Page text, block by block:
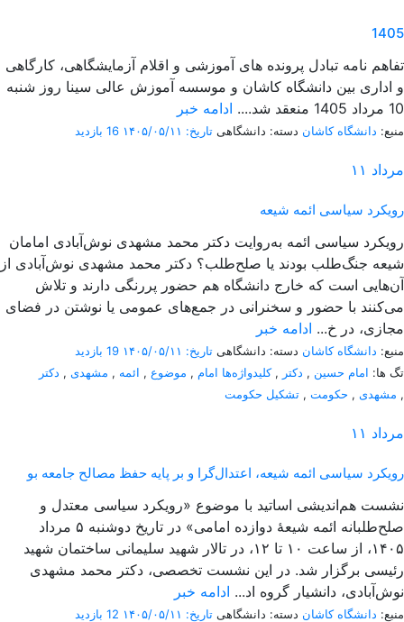
1405
تفاهم نامه تبادل پرونده‌ های آموزشی و اقلام آزمایشگاهی، کارگاهی
و اداری بین دانشگاه کاشان و موسسه آموزش عالی سینا روز شنبه
10 مرداد 1405 منعقد شد....
ادامه خبر
منبع: دانشگاه کاشان دسته: دانشگاهی تاریخ: ۱۴۰۵/۰۵/۱۱ 16 بازدید
۱۱ مرداد
رویکرد سیاسی ائمه شیعه
شیعه جنگ‌طلب بودند یا صلح‌طلب؟ دکتر محمد مشهدی نوش‌آبادی از
آن‌هایی است که خارج دانشگاه هم حضور پررنگی دارند و تلاش
می‌کنند با حضور و سخنرانی در جمع‌های عمومی یا نوشتن در فضای
مجازی، در خ... ادامه خبر
منبع: دانشگاه کاشان دسته: دانشگاهی تاریخ: ۱۴۰۵/۰۵/۱۱
19 بازدید
تگ ها: امام حسین , دکتر ,کلیدواژه‌ها امام , موضوع , ائمه , مشهدی , دکتر
مشهدی , حکومت , تشکیل حکومت ,
۱۱ مرداد
رویکرد سیاسی ائمه شیعه، اعتدال‌گرا و بر پایه حفظ مصالح جامعه بو
نشست هم‌اندیشی اساتید با موضوع «رویکرد سیاسی معتدل و
صلح‌طلبانه ائمه شیعۀ دوازده امامی» در تاریخ دوشنبه ۵ مرداد
۱۴۰۵، از ساعت ۱۰ تا ۱۲، در تالار شهید سلیمانی ساختمان شهید
رئیسی برگزار شد. در این نشست تخصصی، دکتر محمد مشهدی
نوش‌آبادی، دانشیار گروه اد... ادامه خبر
منبع: دانشگاه کاشان دسته: دانشگاهی تاریخ: ۱۴۰۵/۰۵/۱۱
12 بازدید